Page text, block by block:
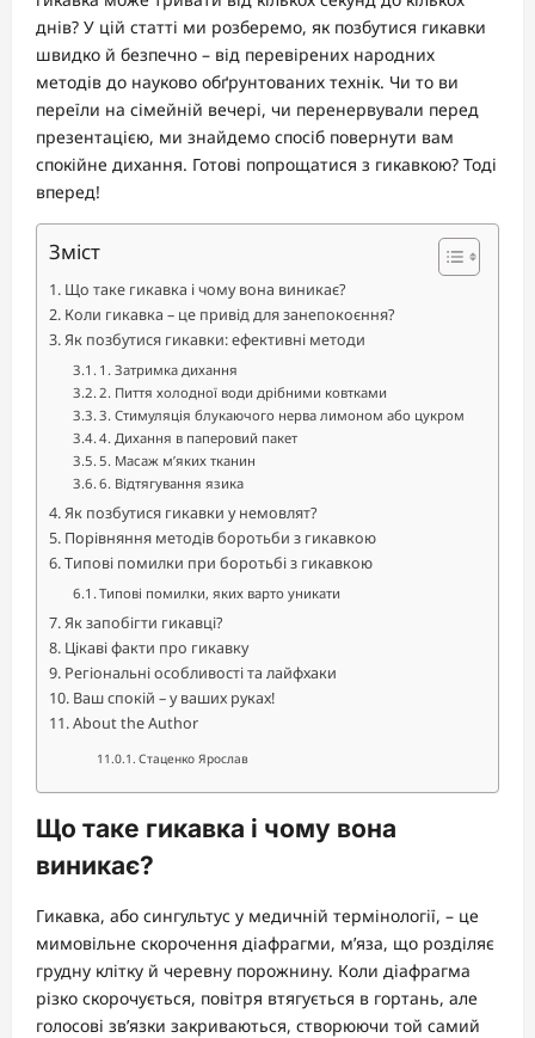
днів? У цій статті ми розберемо, як позбутися гикавки
швидко й безпечно – від перевірених народних
методів до науково обґрунтованих технік. Чи то ви
переїли на сімейній вечері, чи перенервували перед
презентацією, ми знайдемо спосіб повернути вам
спокійне дихання. Готові попрощатися з гикавкою? Тоді
вперед!
Зміст
Що таке гикавка і чому вона виникає?
Коли гикавка – це привід для занепокоєння?
Як позбутися гикавки: ефективні методи
1. Затримка дихання
2. Пиття холодної води дрібними ковтками
3. Стимуляція блукаючого нерва лимоном або цукром
4. Дихання в паперовий пакет
5. Масаж м’яких тканин
6. Відтягування язика
Як позбутися гикавки у немовлят?
Порівняння методів боротьби з гикавкою
Типові помилки при боротьбі з гикавкою
Типові помилки, яких варто уникати
Як запобігти гикавці?
Цікаві факти про гикавку
Регіональні особливості та лайфхаки
Ваш спокій – у ваших руках!
About the Author
Стаценко Ярослав
Що таке гикавка і чому вона
виникає?
Гикавка, або сингультус у медичній термінології, – це
мимовільне скорочення діафрагми, м’яза, що розділяє
грудну клітку й черевну порожнину. Коли діафрагма
різко скорочується, повітря втягується в гортань, але
голосові зв’язки закриваються, створюючи той самий